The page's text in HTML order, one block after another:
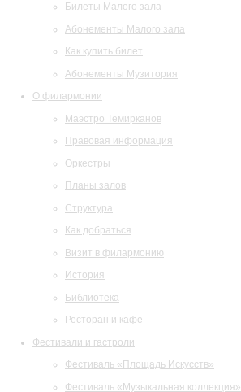
Билеты Малого зала
Абонементы Малого зала
Как купить билет
Абонементы Музитория
О филармонии
Маэстро Темирканов
Правовая информация
Оркестры
Планы залов
Структура
Как добраться
Визит в филармонию
История
Библиотека
Ресторан и кафе
Фестивали и гастроли
Фестиваль «Площадь Искусств»
Фестиваль «Музыкальная коллекция»